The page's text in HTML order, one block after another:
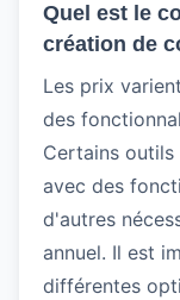
Quel est le
création de
Les prix
des
Certains
avec des
d'autres
annuel. Il est
différentes